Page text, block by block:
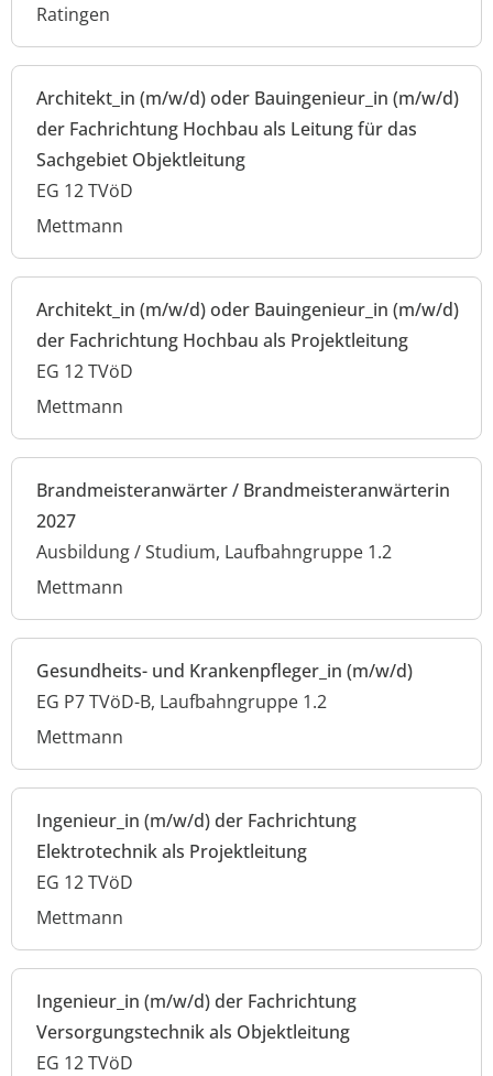
Ratingen
Architekt_in (m/w/d) oder Bauingenieur_in (m/w/d)
der Fachrichtung Hochbau als Leitung für das
Sachgebiet Objektleitung
EG 12 TVöD
Mettmann
Architekt_in (m/w/d) oder Bauingenieur_in (m/w/d)
der Fachrichtung Hochbau als Projektleitung
EG 12 TVöD
Mettmann
Brandmeisteranwärter / Brandmeisteranwärterin
2027
Ausbildung / Studium, Laufbahngruppe 1.2
Mettmann
Gesundheits- und Krankenpfleger_in (m/w/d)
EG P7 TVöD-B, Laufbahngruppe 1.2
Mettmann
Ingenieur_in (m/w/d) der Fachrichtung
Elektrotechnik als Projektleitung
EG 12 TVöD
Mettmann
Ingenieur_in (m/w/d) der Fachrichtung
Versorgungstechnik als Objektleitung
EG 12 TVöD